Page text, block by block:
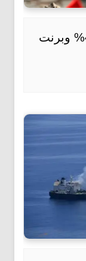
أسعار النفط ترتفع بأكثر من 4% وبرنت